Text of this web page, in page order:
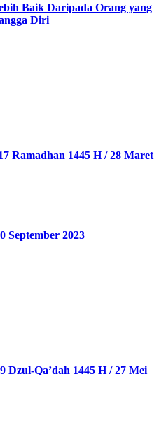
Baik Daripada Orang yang
Diri
Ramadhan 1445 H / 28 Maret
September 2023
Qa’dah 1445 H / 27 Mei